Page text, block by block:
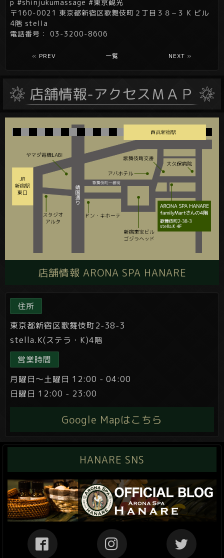
p #shinjukumassage #東京観光
〒160-0021 東京都新宿区歌舞伎町２丁目３８−３ K ビル
4階 stella
電話番号： 03-3200-8606
« PREV 一覧 NEXT »
店舗情報 ARONA SPA HANARE
住所
東京都新宿区歌舞伎町2-38-3
stella.K(ステラ・K)4階
営業時間
月曜日～土曜日 12:00 - 04:00
日曜日 12:00 - 23:00
Google Mapはこちら
HANARE SNS